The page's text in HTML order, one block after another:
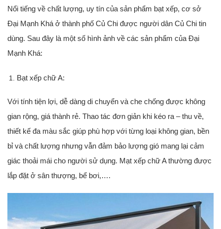
Nổi tiếng về chất lượng, uy tín của sản phẩm bạt xếp, cơ sở
Đại Mạnh Khá ở thành phố Củ Chi được người dân Củ Chi tin
dùng. Sau đây là một số hình ảnh về các sản phẩm của Đại
Mạnh Khá:
Bạt xếp chữ A:
Với tính tiện lợi, dễ dàng di chuyển và che chống được không
gian rộng, giá thành rẻ. Thao tác đơn giản khi kéo ra – thu về,
thiết kế đa màu sắc giúp phù hợp với từng loại không gian, bền
bỉ và chất lượng nhưng vẫn đảm bảo lượng gió mang lại cảm
giác thoải mái cho người sử dụng. Mạt xếp chữ A thường được
lắp đặt ở sân thượng, bể bơi,….